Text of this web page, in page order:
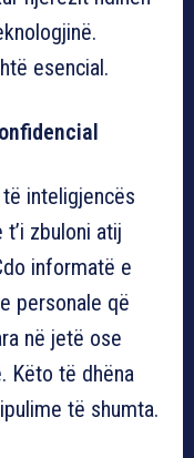
esencial.
inteligjencës
zbuloni atij
informatë e
personale që
në jetë ose
Këto të dhëna
të shumta.